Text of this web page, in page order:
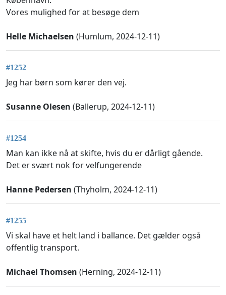
Vores mulighed for at besøge dem
Helle Michaelsen (Humlum, 2024-12-11)
#1252
Jeg har børn som kører den vej.
Susanne Olesen (Ballerup, 2024-12-11)
#1254
Man kan ikke nå at skifte, hvis du er dårligt gående.
Det er svært nok for velfungerende
Hanne Pedersen (Thyholm, 2024-12-11)
#1255
Vi skal have et helt land i ballance. Det gælder også
offentlig transport.
Michael Thomsen (Herning, 2024-12-11)